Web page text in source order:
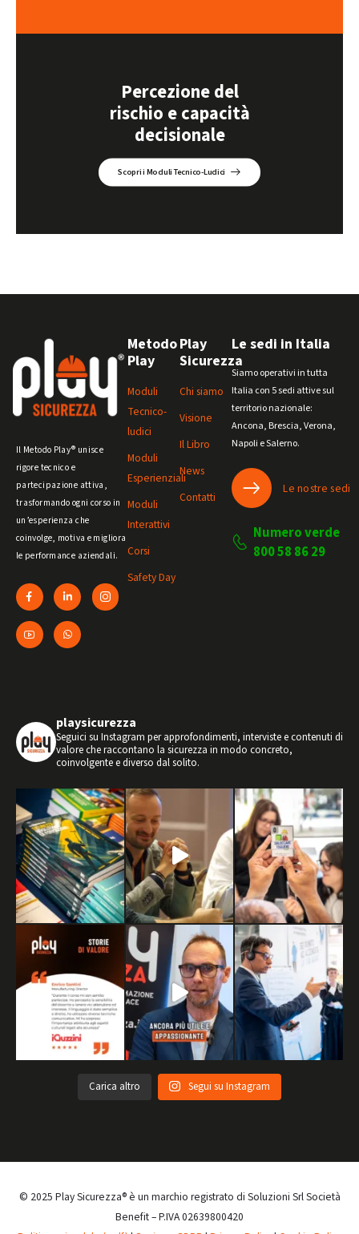
Percezione del
rischio e capacità
decisionale
Scopri i Moduli Tecnico-Ludici
Il Metodo Play® unisce
rigore tecnico e
partecipazione attiva,
trasformando ogni corso in
un’esperienza che
coinvolge, motiva e migliora
le performance aziendali.
Metodo
Play
Moduli
Tecnico-
ludici
Moduli
Esperienziali
Moduli
Interattivi
Corsi
Safety Day
Play
Sicurezza
Chi siamo
Visione
Il Libro
News
Contatti
Le sedi in Italia
Siamo operativi in tutta
Italia con 5 sedi attive sul
territorio nazionale:
Ancona, Brescia, Verona,
Napoli e Salerno.
Le nostre sedi
Numero verde
800 58 86 29
playsicurezza
Seguici su Instagram per approfondimenti, interviste e contenuti di
valore che raccontano la sicurezza in modo concreto,
coinvolgente e diverso dal solito.
Carica altro Segui su Instagram
© 2025 Play Sicurezza® è un marchio registrato di Soluzioni Srl Società
Benefit – P.IVA 02639800420